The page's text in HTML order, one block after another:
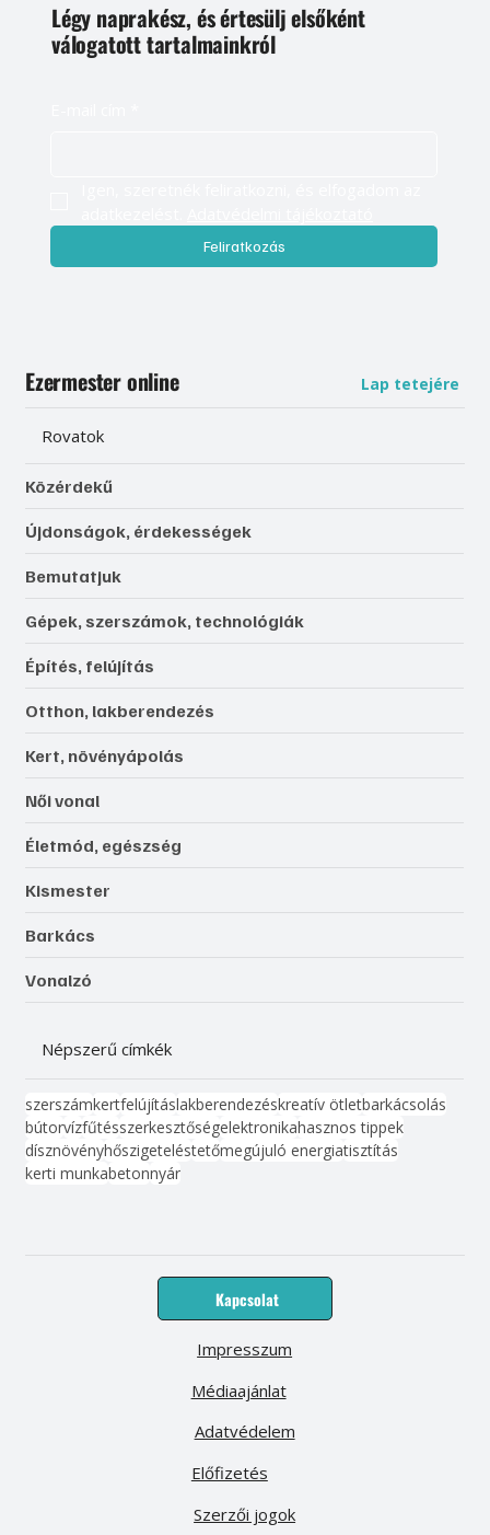
Légy naprakész, és értesülj elsőként
válogatott tartalmainkról
Feliratkozás
Ezermester online Lap tetejére
Rovatok
Közérdekű
Újdonságok, érdekességek
Bemutatjuk
Gépek, szerszámok, technológiák
Építés, felújítás
Otthon, lakberendezés
Kert, növényápolás
Női vonal
Életmód, egészség
Kismester
Barkács
Vonalzó
Népszerű címkék
szerszámkertfelújításlakberendezéskreatív ötletbarkácsolás
bútorvízfűtésszerkesztőségelektronikahasznos tippek
dísznövényhőszigeteléstetőmegújuló energiatisztítás
kerti munkabetonnyár
Kapcsolat
Médiaajánlat
Előfizetés
Impresszum
Adatvédelem
Szerzői jogok